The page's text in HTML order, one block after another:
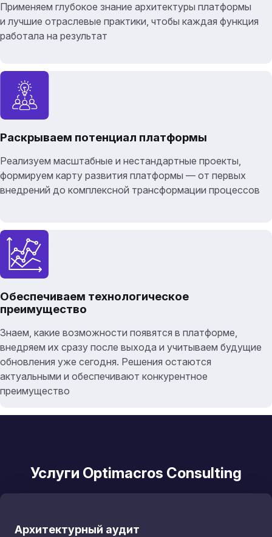
Применяем глубокое знание архитектуры платформы
и лучшие отраслевые практики, чтобы каждая функция
работала на результат
Раскрываем потенциал платформы
Реализуем масштабные и нестандартные проекты,
формируем карту развития платформы — от первых
внедрений до комплексной трансформации процессов
Обеспечиваем технологическое
преимущество
Знаем, какие возможности появятся в платформе,
внедряем их сразу после выхода и учитываем будущие
обновления уже сегодня. Решения остаются
актуальными и обеспечивают конкурентное
преимущество
Услуги Optimacros Consulting
Архитектурный аудит